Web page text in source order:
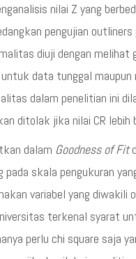
nilai Z yang
pengujian
diuji dengan
data tunggal
dalam penelitian ini
ditolak jika nilai CR
dalam Goodness of Fit
pada skala pengukuran
variabel yang
terkenal syarat
perlu chi square saja